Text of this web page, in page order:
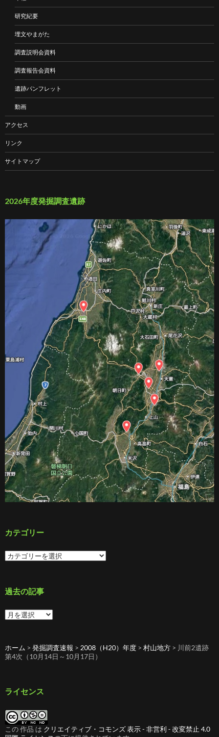
研究紀要
埋文やまがた
調査説明会資料
調査報告会資料
遺跡パンフレット
動画
アクセス
リンク
サイトマップ
2026年度発掘調査遺跡
カテゴリー
カ
テ
ー
過去の記事
過
去
事
ホーム > 発掘調査速報 > 2008（H20）年度 > 村山地方 > 川前2遺跡
第4次（10月14日～10月17日）
ライセンス
この 作品 は クリエイティブ・コモンズ 表示 - 非営利 - 改変禁止 4.0